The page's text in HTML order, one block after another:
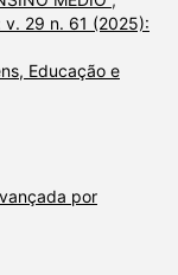
v. 29 n. 61 (2025):
Educação e
por